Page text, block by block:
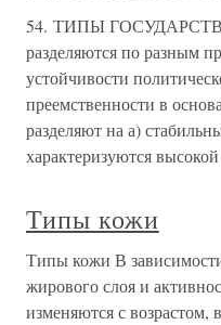
54. ТИПЫ ГОСУДАРСТВА
разделяются по разным
устойчивости
преемственности в
разделяют на а)
характеризуются
Типы кожи
Типы кожи В
жирового слоя и
изменяются с возрастом,